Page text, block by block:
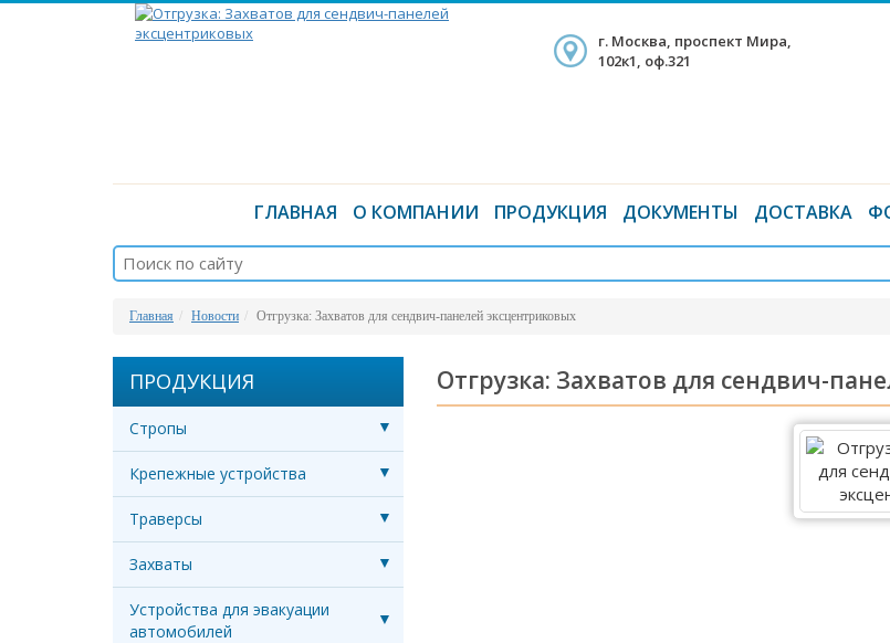
г. Москва, проспект Мира,
102к1, оф.321
ГЛАВНАЯ О КОМПАНИИ ПРОДУКЦИЯ ДОКУМЕНТЫ ДОСТАВКА
Главная Новости Отгрузка: Захватов для сендвич-панелей эксцентриковых
ПРОДУКЦИЯ
Стропы
Крепежные устройства
Траверсы
Захваты
Устройства для эвакуации
автомобилей
Отгрузка: Захватов для сендвич-